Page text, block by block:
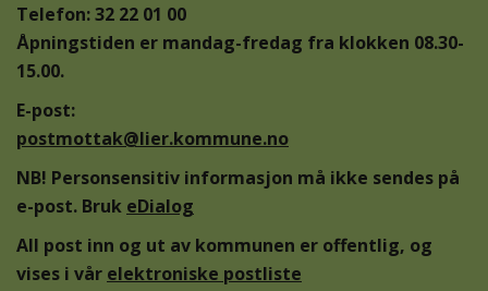
Telefon: 32 22 01 00
Åpningstiden er mandag-fredag fra klokken 08.30-
15.00.
E-post:
postmottak@lier.kommune.no
NB! Personsensitiv informasjon må ikke sendes på
e-post. Bruk eDialog
All post inn og ut av kommunen er offentlig, og
vises i vår elektroniske postliste